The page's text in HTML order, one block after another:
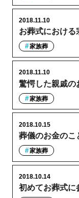
お葬式における
2018.11.10
家族葬
驚愕した親戚の
2018.11.10
家族葬
葬儀のお金のこ
2018.10.15
家族葬
初めてお葬式に
2018.10.14